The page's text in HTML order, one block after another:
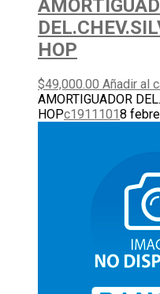
HOP
$49,000.00 Añadir al
AMORTIGUADOR
HOPc19111018